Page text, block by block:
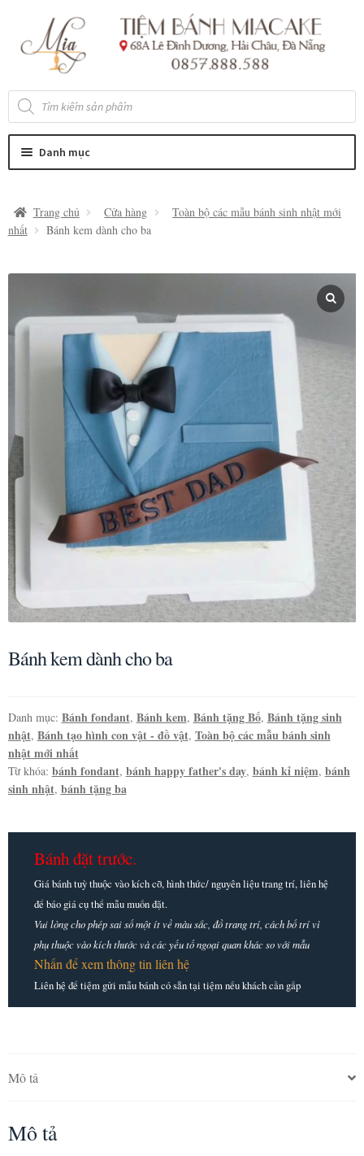
đến
Điều
đến
nội
Tìm
kiếm
sản
Danh mục
Trang chủ Cửa hàng
Toàn bộ các mẫu bánh sinh nhật mới
nhất
Bánh kem dành cho ba
Bánh kem dành cho ba
Danh mục: Bánh fondant, Bánh kem, Bánh tặng Bố, Bánh tặng sinh
nhật, Bánh tạo hình con vật - đồ vật, Toàn bộ các mẫu bánh sinh
nhật mới nhất
Từ khóa: bánh fondant, bánh happy father's day, bánh kỉ niệm, bánh
sinh nhật, bánh tặng ba
Bánh đặt trước.
Giá bánh tuỳ thuộc vào kích cỡ, hình thức/ nguyên liệu trang trí, liên hệ
để báo giá cụ thể mẫu muốn đặt.
Vui lòng cho phép sai số một ít về màu sắc, đồ trang trí, cách bố trí vì
phụ thuộc vào kích thước và các yếu tố ngoại quan khác so với mẫu
Nhấn để xem thông tin liên hệ
Liên hệ để tiệm gửi mẫu bánh có sẵn tại tiệm nếu khách cần gấp
Mô tả
Mô tả